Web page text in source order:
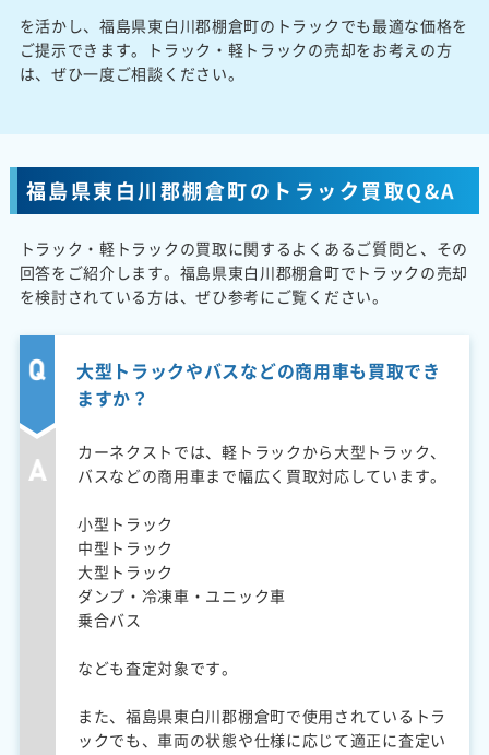
を活かし、福島県東白川郡棚倉町のトラックでも最適な価格を
ご提示できます。トラック・軽トラックの売却をお考えの方
は、ぜひ一度ご相談ください。
福島県東白川郡棚倉町のトラック買取Q&A
トラック・軽トラックの買取に関するよくあるご質問と、その
回答をご紹介します。福島県東白川郡棚倉町でトラックの売却
を検討されている方は、ぜひ参考にご覧ください。
大型トラックやバスなどの商用車も買取でき
ますか？
カーネクストでは、軽トラックから大型トラック、
バスなどの商用車まで幅広く買取対応しています。
小型トラック
中型トラック
大型トラック
ダンプ・冷凍車・ユニック車
乗合バス
なども査定対象です。
また、福島県東白川郡棚倉町で使用されているトラ
ックでも、車両の状態や仕様に応じて適正に査定い